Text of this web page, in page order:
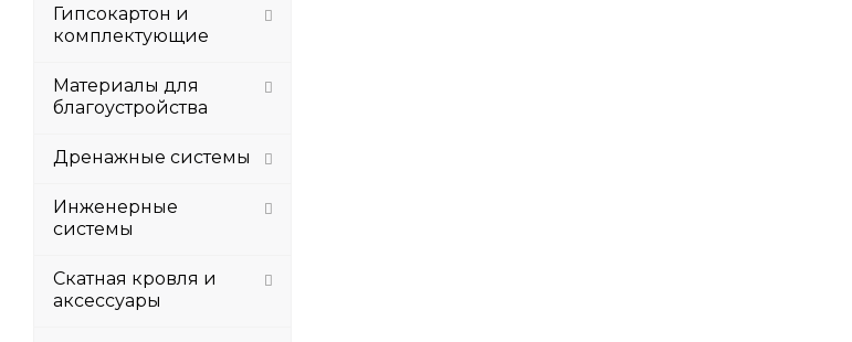
Гипсокартон и
комплектующие
Материалы для
благоустройства
Дренажные системы
Инженерные
системы
Скатная кровля и
аксессуары